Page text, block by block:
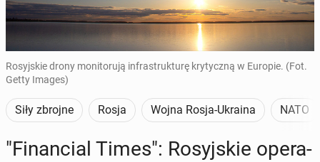
Rosyjskie drony monitorują infrastrukturę krytyczną w Europie. (Fot.
Getty Images)
Siły zbrojne Rosja Wojna Rosja-Ukraina NATO
"Fi­nan­cial Times": Ro­syj­skie ope­ra­